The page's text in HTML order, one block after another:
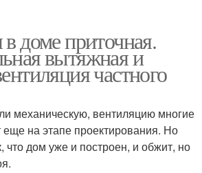
доме приточная.
вытяжная и
частного
механическую, вентиляцию многие
на этапе проектирования. Но
что дом уже и построен, и обжит, но